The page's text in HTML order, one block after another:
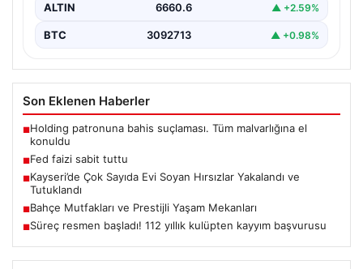
ALTIN 6660.6 ▲ +2.59%
BTC 3092713 ▲ +0.98%
Son Eklenen Haberler
■Holding patronuna bahis suçlaması. Tüm malvarlığına el
konuldu
■Fed faizi sabit tuttu
■Kayseri’de Çok Sayıda Evi Soyan Hırsızlar Yakalandı ve
Tutuklandı
■Bahçe Mutfakları ve Prestijli Yaşam Mekanları
■Süreç resmen başladı! 112 yıllık kulüpten kayyım başvurusu